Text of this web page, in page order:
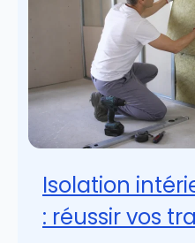
Isolation
: réussir vos